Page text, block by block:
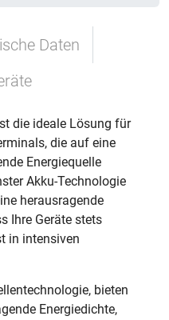
Daten
die ideale Lösung für
die auf eine
Energiequelle
Akku-Technologie
herausragende
Ihre Geräte stets
in intensiven
bieten
Energiedichte,